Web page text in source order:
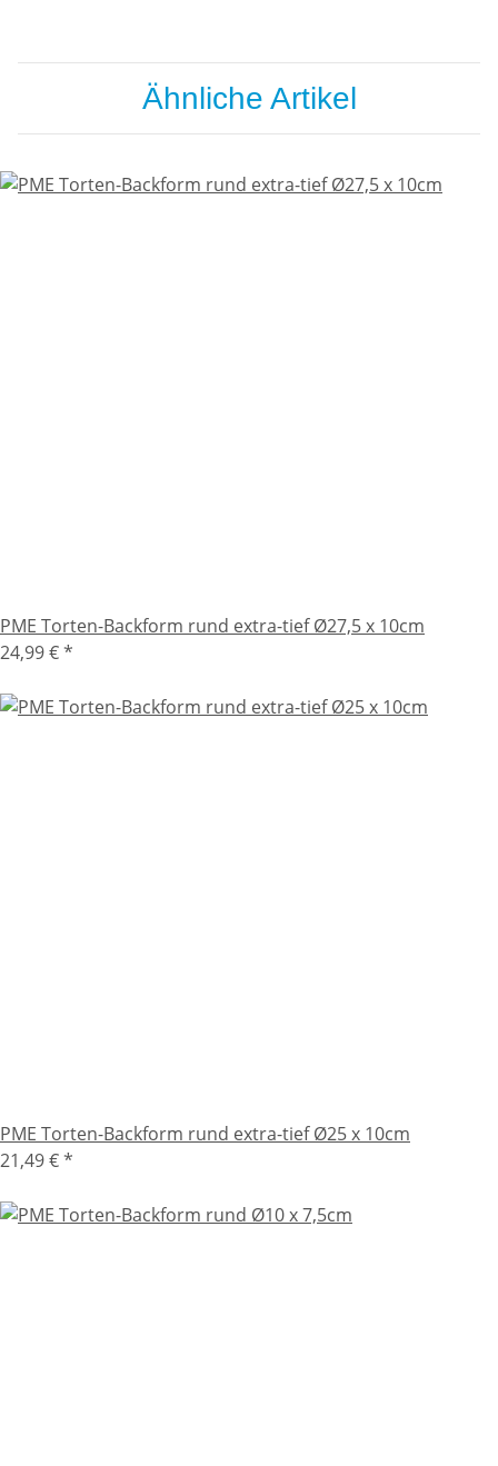
Ähnliche Artikel
PME Torten-Backform rund extra-tief Ø27,5 x 10cm
24,99 €*
PME Torten-Backform rund extra-tief Ø25 x 10cm
21,49 €*